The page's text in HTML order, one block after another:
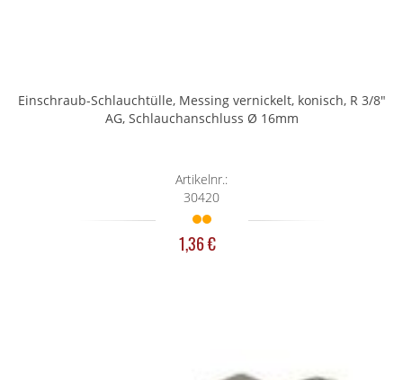
Einschraub-Schlauchtülle, Messing vernickelt, konisch, R 3/8"
AG, Schlauchanschluss Ø 16mm
Artikelnr.:
30420
1,36 €